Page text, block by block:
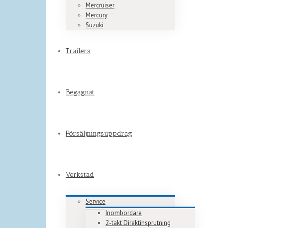
Mercruiser
Mercury
Suzuki
Trailers
Begagnat
Försäljningsuppdrag
Verkstad
Service
Inombordare
2-takt Direktinsprutning